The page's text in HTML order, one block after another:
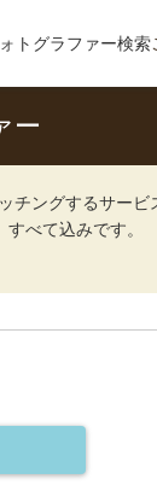
トグラファー検索
ー
ングするサービ
べて込みです。